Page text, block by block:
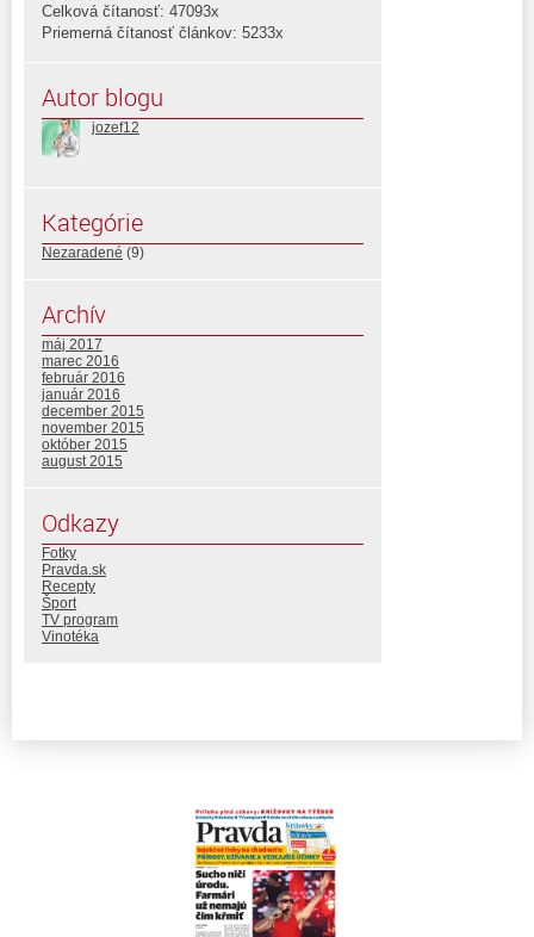
Celková čítanosť: 47093x
Priemerná čítanosť článkov: 5233x
Autor blogu
jozef12
Kategórie
Nezaradené (9)
Archív
máj 2017
marec 2016
február 2016
január 2016
december 2015
november 2015
október 2015
august 2015
Odkazy
Fotky
Pravda.sk
Recepty
Šport
TV program
Vinotéka